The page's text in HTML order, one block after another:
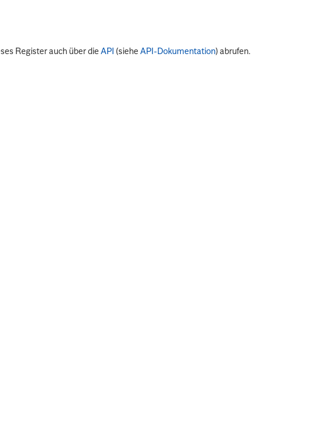
Register auch über dieAPI (sieheAPI-Dokumentation) abrufen.